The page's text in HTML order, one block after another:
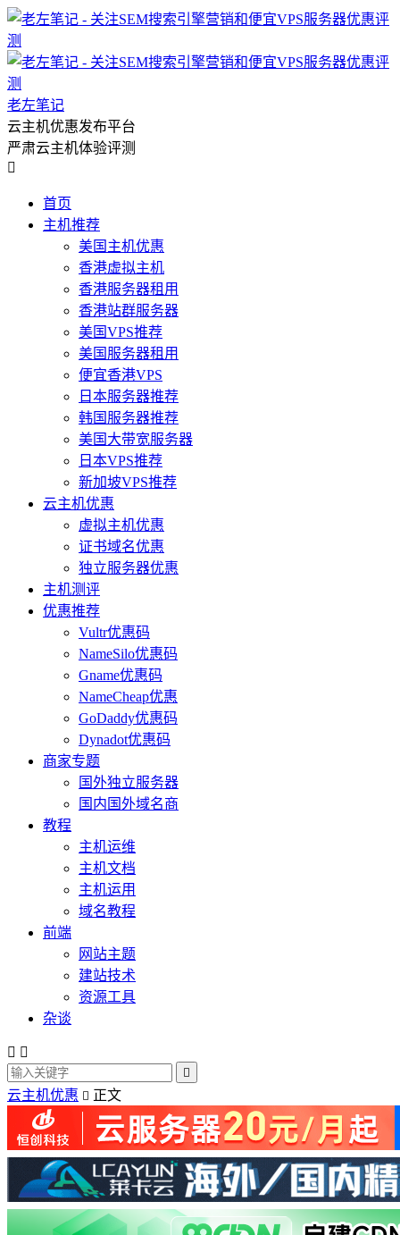
老左笔记
云主机优惠发布平台
严肃云主机体验评测

首页
主机推荐
美国主机优惠
香港虚拟主机
香港服务器租用
香港站群服务器
美国VPS推荐
美国服务器租用
便宜香港VPS
日本服务器推荐
韩国服务器推荐
美国大带宽服务器
日本VPS推荐
新加坡VPS推荐
云主机优惠
虚拟主机优惠
证书域名优惠
独立服务器优惠
主机测评
优惠推荐
Vultr优惠码
NameSilo优惠码
Gname优惠码
NameCheap优惠
GoDaddy优惠码
Dynadot优惠码
商家专题
国外独立服务器
国内国外域名商
教程
主机运维
主机文档
主机运用
域名教程
前端
网站主题
建站技术
资源工具
杂谈
 

云主机优惠  正文